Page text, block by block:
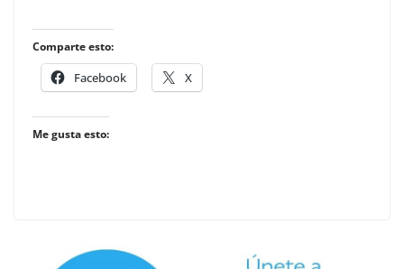
Comparte esto:
Facebook X
Me gusta esto: